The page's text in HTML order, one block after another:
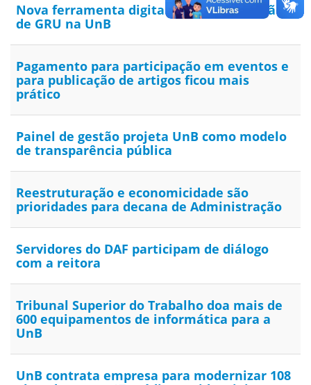
Nova ferramenta digital facilita a emissão
de GRU na UnB
Pagamento para participação em eventos e
para publicação de artigos ficou mais
prático
Painel de gestão projeta UnB como modelo
de transparência pública
Reestruturação e economicidade são
prioridades para decana de Administração
Servidores do DAF participam de diálogo
com a reitora
Tribunal Superior do Trabalho doa mais de
600 equipamentos de informática para a
UnB
UnB contrata empresa para modernizar 108